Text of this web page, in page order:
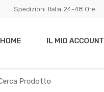
Spedizioni Italia 24-48 Ore
HOME IL MIO ACCOUNT